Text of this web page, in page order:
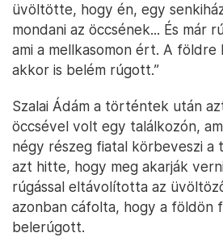
üvöltötte, hogy én, egy
mondani az öccsének... És már
ami a mellkasomon ért. A földre
akkor is belém rúgott.”
Szalai Ádám a történtek után
öccsével volt egy találkozón,
négy részeg fiatal körbeveszi a
azt hitte, hogy meg akarják
rúgással eltávolította az
azonban cáfolta, hogy a földön
belerúgott.